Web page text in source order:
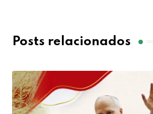
Posts relacionados